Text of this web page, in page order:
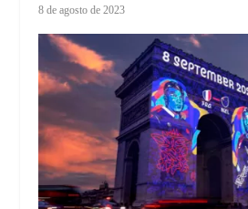
8 de agosto de 2023